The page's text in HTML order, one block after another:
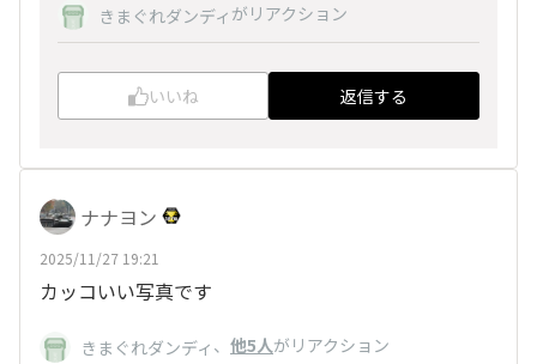
きまぐれダンディ がリアクション
いいね 返信する
ナナヨン
2025/11/27 19:21
カッコいい写真です
きまぐれダンディ 、 他5人がリアクション